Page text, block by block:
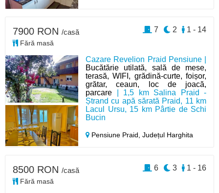
Cazare Revelion Praid Pensiune |
Bucătărie utilată, sală de mese,
terasă, WIFI, grădină-curte, foișor,
grătar, ceaun, loc de joacă,
parcare | 1,5 km Salina Praid -
Ștrand cu apă sărată Praid, 11 km
Lacul Ursu, 15 km Pârtie de Schi
Bucin
Pensiune Praid,Județul Harghita
7900 RON /casă
Fără masă
1 - 14
2
7
8500 RON /casă
Fără masă
1 - 16
3
6